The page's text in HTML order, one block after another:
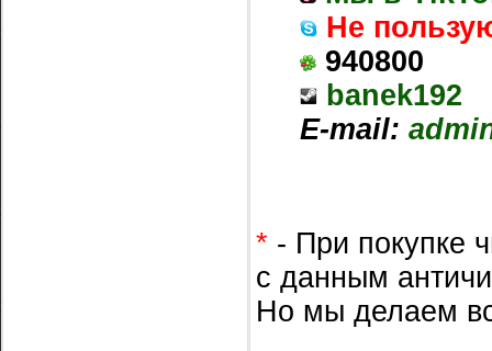
Не
940800
banek192
E-mail:
* - При покупке
с данным
Но мы делаем